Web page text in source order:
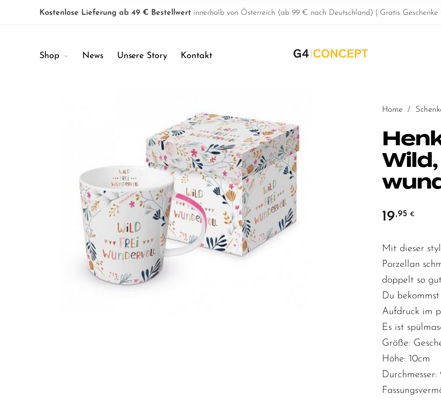
Kostenlose Lieferung ab 49 € Bestellwert innerhalb von Österreich (ab 99 € nach Deutschland) | Gratis Geschenke
Shop News Unsere Story Kontakt
Home /
19,95 €
Mit dieser
Porzellan
doppelt so
Du
Aufdruck im
Es ist
Größe:
Höhe: 10cm
Durchmesser: